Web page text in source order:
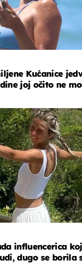
Kućanice
joj očito ne
influencerica
dugo se borila